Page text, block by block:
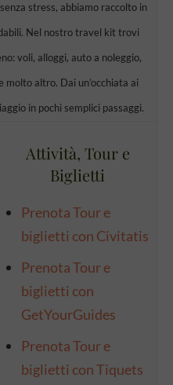
stress, abbiamo raccolto in
Nel nostro travel kit trovi
voli, alloggi, auto a noleggio,
molto altro. Dai un’occhiata ai
in pochi semplici passaggi.
Attività, Tour e
Biglietti
Prenota Tour e
biglietti con Civitatis
Prenota Tour e
biglietti con
GetYourGuides
Prenota Tour e
biglietti con Tiquets